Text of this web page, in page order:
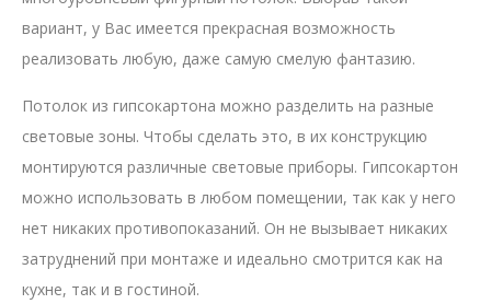
вариант, у Вас имеется прекрасная возможность
реализовать любую, даже самую смелую фантазию.
Потолок из гипсокартона можно разделить на разные
световые зоны. Чтобы сделать это, в их конструкцию
монтируются различные световые приборы. Гипсокартон
можно использовать в любом помещении, так как у него
нет никаких противопоказаний. Он не вызывает никаких
затруднений при монтаже и идеально смотрится как на
кухне, так и в гостиной.